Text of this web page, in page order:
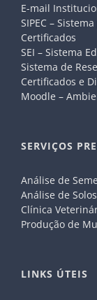
E-mail
SIPEC –
Certificados
SEI – Sistema
Sistema de
Certificados e
Moodle –
SERVIÇOS
Análise de
Análise de Solos
Clínica
Produção de
LINKS ÚTEIS